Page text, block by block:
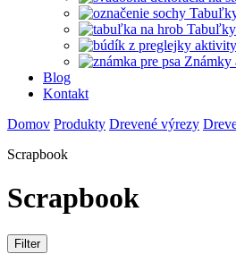
Známky
Blog
Kontakt
Domov Produkty Drevené výrezy
Scrapbook
Scrapbook
Filter